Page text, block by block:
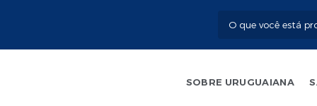
SOBRE URUGUAIANA